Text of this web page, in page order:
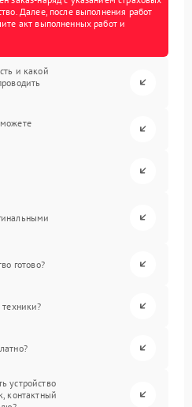
Далее, после выполнения работ
акт выполненных работ и
и какой
готово?
техники?
устройство
контактный